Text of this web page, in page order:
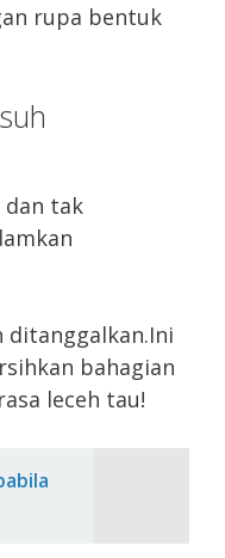
rupa bentuk
dan tak
ditanggalkan.Ini
bahagian
leceh tau!